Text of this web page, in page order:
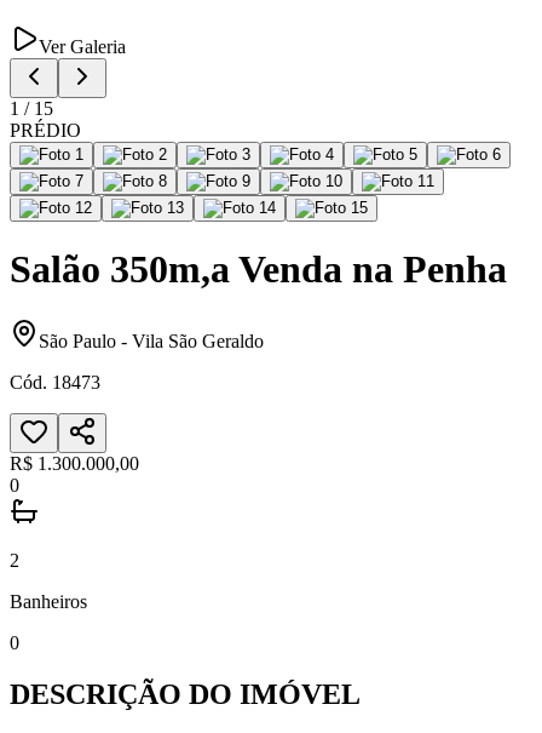
Ver Galeria
1 / 15
PRÉDIO
Salão 350m,a Venda na Penha
São Paulo - Vila São Geraldo
Cód. 18473
R$ 1.300.000,00
0
2
Banheiros
0
DESCRIÇÃO DO IMÓVEL